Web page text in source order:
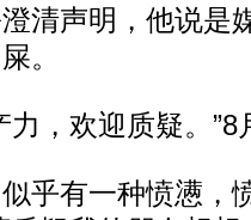
清声明，他说是
。
，欢迎质疑。”8
有一种愤懑，